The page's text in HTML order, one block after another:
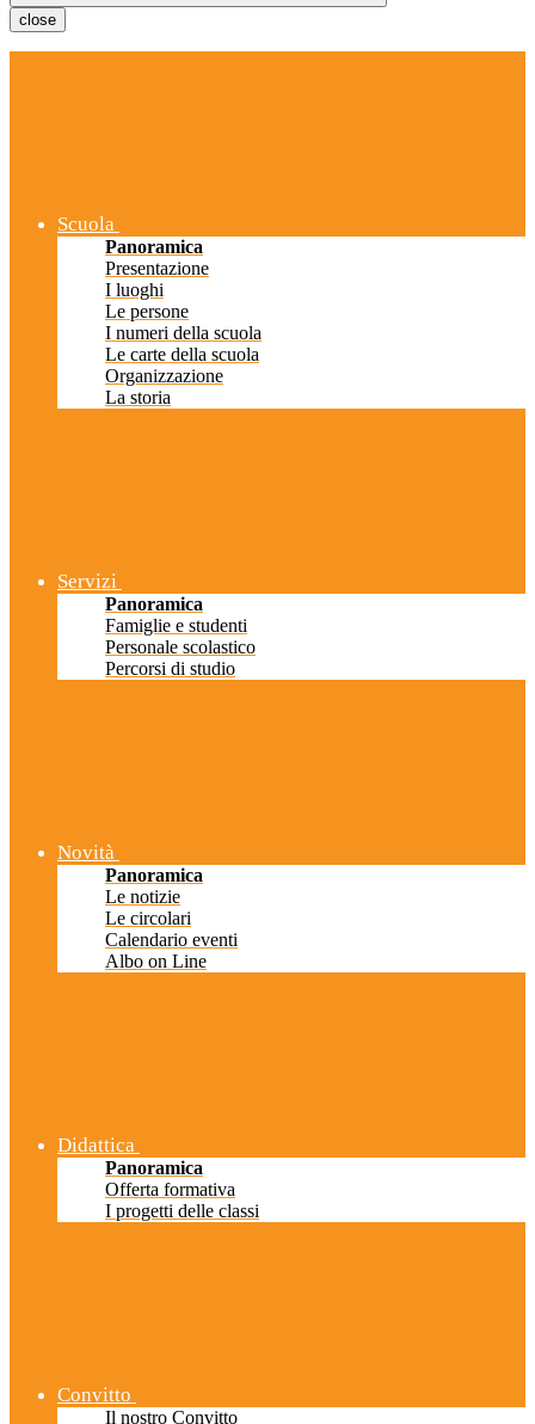
close
Scuola
Panoramica
Presentazione
I luoghi
Le persone
I numeri della scuola
Le carte della scuola
Organizzazione
La storia
Servizi
Panoramica
Famiglie e studenti
Personale scolastico
Percorsi di studio
Novità
Panoramica
Le notizie
Le circolari
Calendario eventi
Albo on Line
Didattica
Panoramica
Offerta formativa
I progetti delle classi
Convitto
Il nostro Convitto